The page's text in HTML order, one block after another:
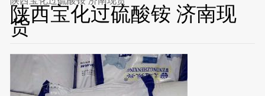
陕西宝化过硫酸铵 济南现
货